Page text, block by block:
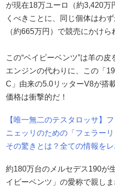
が現在18万ユーロ（約3,420万
くべきことに、同じ個体はわ
（約665万円）で競売にかけら
この“ベイビーベンツ”は羊の
エンジンの代わりに、この「
C」由来の5.0リッターV8が搭
価格は衝撃的だ！
【唯一無二のテスタロッサ】
ニェッリのための「フェラー
その驚きとは？全ての情報をレ
約180万台のメルセデス190が
イビーベンツ」の愛称で親し